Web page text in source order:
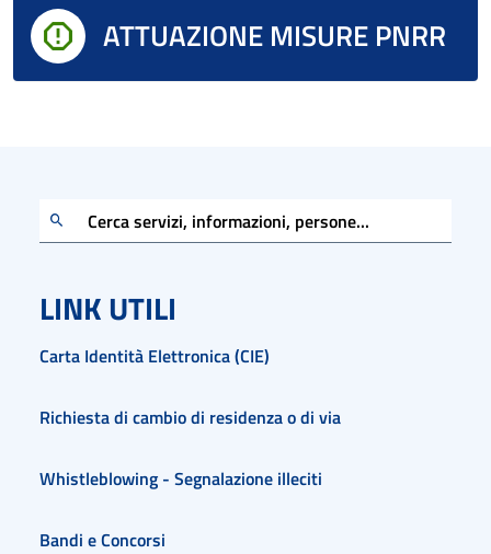
ATTUAZIONE MISURE PNRR
Cerca servizi, informazioni, persone...
LINK UTILI
Carta Identità Elettronica (CIE)
Richiesta di cambio di residenza o di via
Whistleblowing - Segnalazione illeciti
Bandi e Concorsi